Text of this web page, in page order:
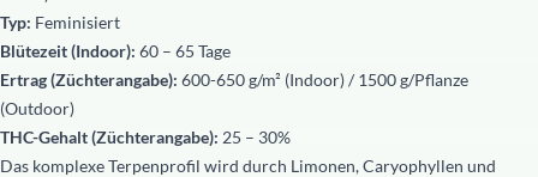
Typ: Feminisiert
Blütezeit (Indoor): 60 – 65 Tage
Ertrag (Züchterangabe): 600-650 g/m² (Indoor) / 1500 g/Pflanze
(Outdoor)
THC-Gehalt (Züchterangabe): 25 – 30%
Das komplexe Terpenprofil wird durch Limonen, Caryophyllen und